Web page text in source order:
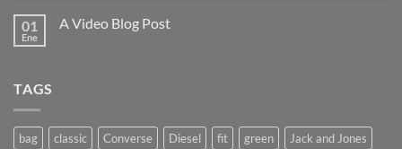
with
A
en
01
Ene
A Video Blog Post
TAGS
bag classic Converse Diesel fit green
Jack and Jones